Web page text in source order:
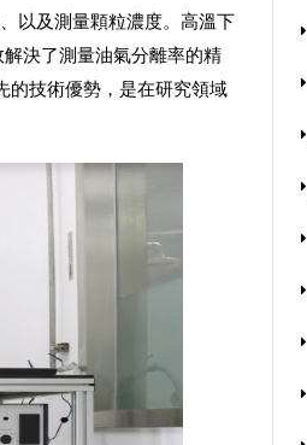
以及測量顆粒濃度。高溫下
決了測量油氣分離率的精
的技術優勢，是在研究領域